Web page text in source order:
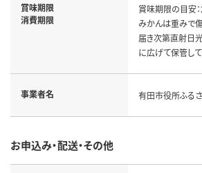
賞味期限
消費期限
賞味期限の目安
みかんは重みで傷
届き次第直射日
に広げて保管して
事業者名 有田市役所ふる
お申込み・配送・その他